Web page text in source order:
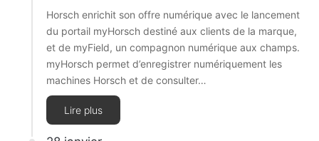
Horsch enrichit son offre numérique avec le lancement
du portail myHorsch destiné aux clients de la marque,
et de myField, un compagnon numérique aux champs.
myHorsch permet d’enregistrer numériquement les
machines Horsch et de consulter…
Lire plus